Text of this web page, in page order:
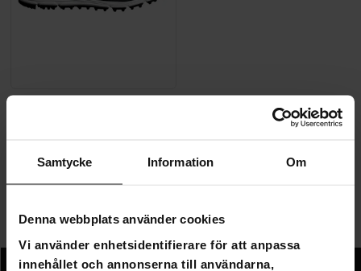
Samtycke Information Om
Denna webbplats använder cookies
Vi använder enhetsidentifierare för att anpassa
innehållet och annonserna till användarna,
Golfskor